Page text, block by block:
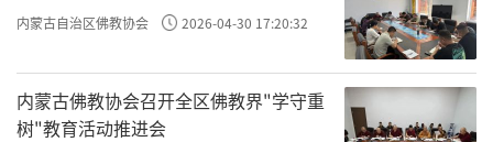
内蒙古自治区佛教协会 2026-04-30 17:20:32
内蒙古佛教协会召开全区佛教界"学守重
树"教育活动推进会